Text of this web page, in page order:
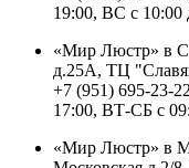
19:00, ВС с 10:00
«Мир Люстр» в
д.25А, ТЦ
+7 (951) 695-23-
17:00, ВТ-СБ с
«Мир Люстр» в